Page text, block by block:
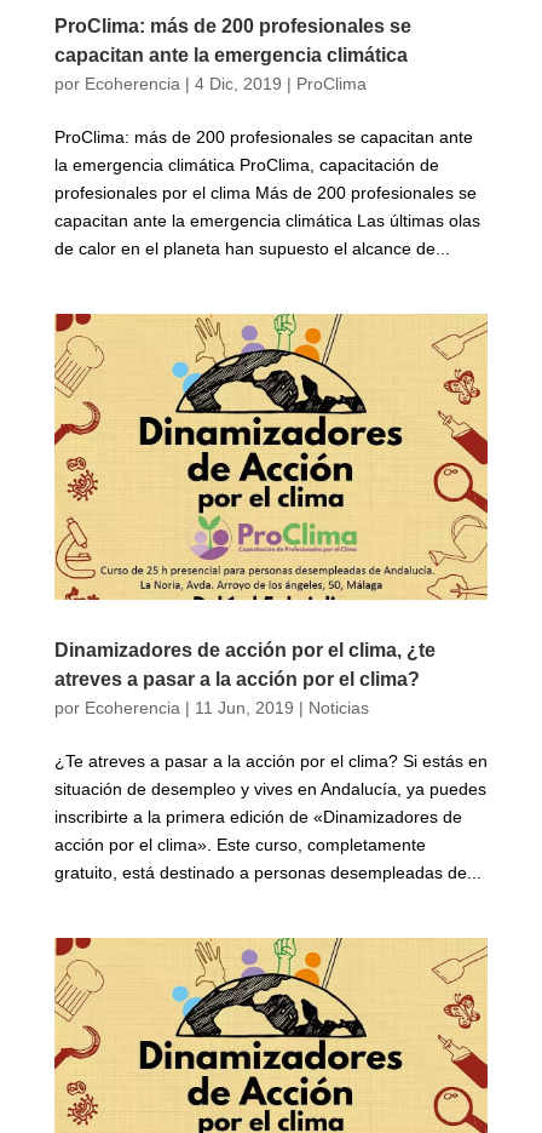
ProClima: más de 200 profesionales se
capacitan ante la emergencia climática
por Ecoherencia | 4 Dic, 2019 | ProClima
ProClima: más de 200 profesionales se capacitan ante
la emergencia climática ProClima, capacitación de
profesionales por el clima Más de 200 profesionales se
capacitan ante la emergencia climática Las últimas olas
de calor en el planeta han supuesto el alcance de...
Dinamizadores de acción por el clima, ¿te
atreves a pasar a la acción por el clima?
por Ecoherencia | 11 Jun, 2019 | Noticias
¿Te atreves a pasar a la acción por el clima? Si estás en
situación de desempleo y vives en Andalucía, ya puedes
inscribirte a la primera edición de «Dinamizadores de
acción por el clima». Este curso, completamente
gratuito, está destinado a personas desempleadas de...